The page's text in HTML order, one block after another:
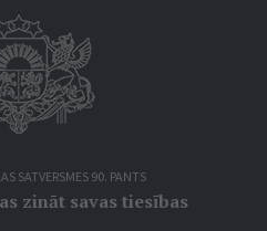
SATVERSMES 90. PANTS
zināt savas tiesības